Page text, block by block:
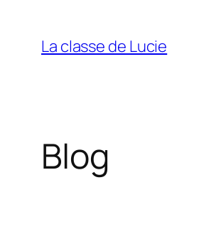
contenu
La classe de Lucie
Blog